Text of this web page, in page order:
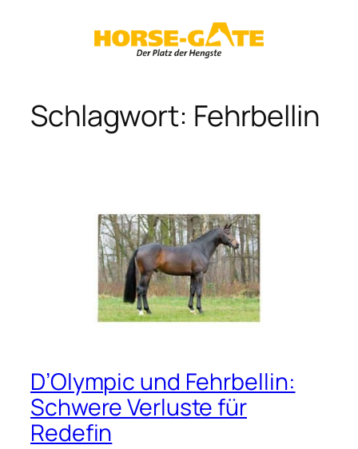
Schlagwort: Fehrbellin
D’Olympic und Fehrbellin:
Schwere Verluste für
Redefin